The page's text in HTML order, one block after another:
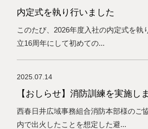
内定式を執り行いました
このたび、2026年度入社の内定式を執
立16周年にして初めての...
2025.07.14
【おしらせ】消防訓練を実施し
西春日井広域事務組合消防本部様のご
内で出火したことを想定した避...